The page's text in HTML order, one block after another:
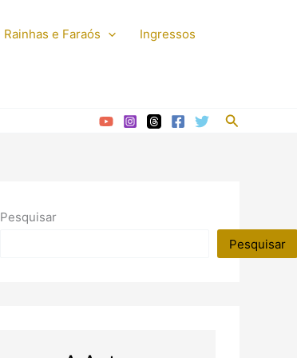
Rainhas e Faraós Ingressos
Pesquisar
Pesquisar
Pesquisar